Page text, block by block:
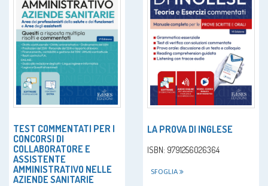
TEST COMMENTATI PER I
CONCORSI DI
COLLABORATORE E
ASSISTENTE
AMMINISTRATIVO NELLE
AZIENDE SANITARIE
LA PROVA DI INGLESE
ISBN: 9791256026364
SFOGLIA